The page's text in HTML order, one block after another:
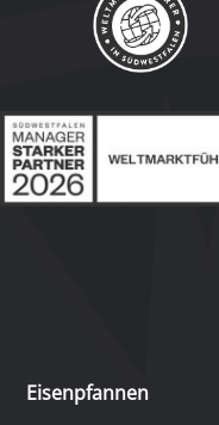
Eisenpfannen